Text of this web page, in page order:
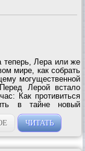
Лера или же
мире, как собрать
могущественной
Лерой встало
Как противиться
в тайне новый
ЧИТАТЬ